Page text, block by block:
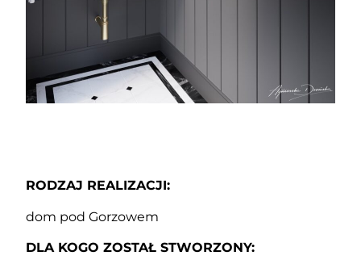
RODZAJ REALIZACJI:
dom pod Gorzowem
DLA KOGO ZOSTAŁ STWORZONY: